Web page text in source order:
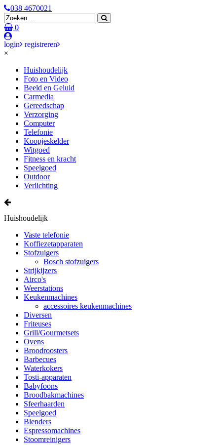
038 4670021
0
login
registreren
×
Huishoudelijk
Foto en Video
Beeld en Geluid
Carmedia
Gereedschap
Verzorging
Computer
Telefonie
Koopjeskelder
Witgoed
Fitness en kracht
Speelgoed
Outdoor
Verlichting
Huishoudelijk
Vaste telefonie
Koffiezetapparaten
Stofzuigers
Bosch stofzuigers
Strijkijzers
Airco's
Weerstations
Keukenmachines
accessoires keukenmachines
Diversen
Friteuses
Grill/Gourmetsets
Ovens
Broodroosters
Barbecues
Waterkokers
Tosti-apparaten
Babyfoons
Broodbakmachines
Sfeerhaarden
Speelgoed
Blenders
Espressomachines
Stoomreinigers